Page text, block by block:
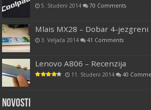
5. Studeni 2014 70 Comments
Mlais MX28 – Dobar 4-
3. Veljača 2014 41 Comments
Lenovo A806 – Recenzija
11. Studeni 2014 40
Novosti